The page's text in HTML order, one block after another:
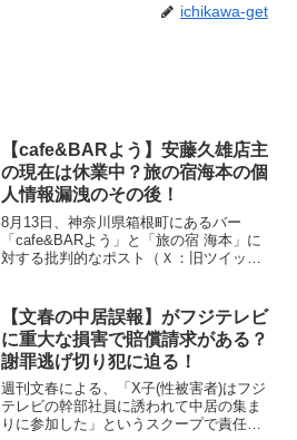
ichikawa-get
【cafe&BARよう】安藤久雄店主
の現在は休業中？旅の宿海本の個
人情報漏洩のその後！
8月13日、神奈川県箱根町にあるバー
「cafe&BARよう」と「旅の宿 海本」に
対する批判的なポスト（Ｘ：旧ツイッタ
過去に、以下の記事をアップしていたか
らです。【caf...
【文春の中居誤報】がフジテレビ
に重大な損害で賠償請求がある？
謝罪逃げ切り犯に迫る！
週刊文春による、「X子(性被害者)はフジ
テレビの幹部社員に誘われて中居の集ま
りに参加した」というスクープで責任問